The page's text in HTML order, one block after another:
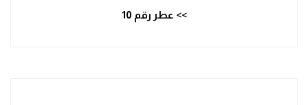
>> عطر رقم 10